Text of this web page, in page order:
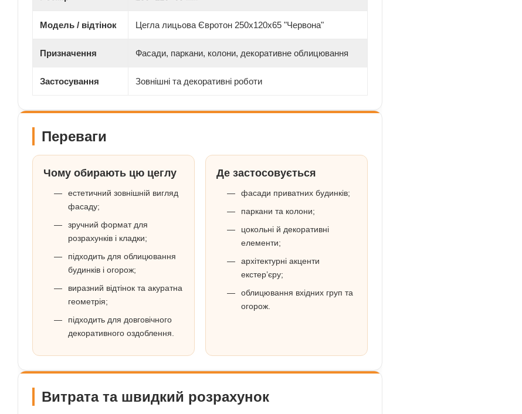
Модель / відтінок Цегла лицьова Євротон 250х120х65 "Червона"
Призначення Фасади, паркани, колони, декоративне облицювання
Застосування Зовнішні та декоративні роботи
Переваги
Чому обирають цю цеглу
естетичний зовнішній вигляд
фасаду;
зручний формат для
розрахунків і кладки;
підходить для облицювання
будинків і огорож;
виразний відтінок та акуратна
геометрія;
підходить для довговічного
декоративного оздоблення.
Де застосовується
фасади приватних будинків;
паркани та колони;
цокольні й декоративні
елементи;
архітектурні акценти
екстер’єру;
облицювання вхідних груп та
огорож.
Витрата та швидкий розрахунок